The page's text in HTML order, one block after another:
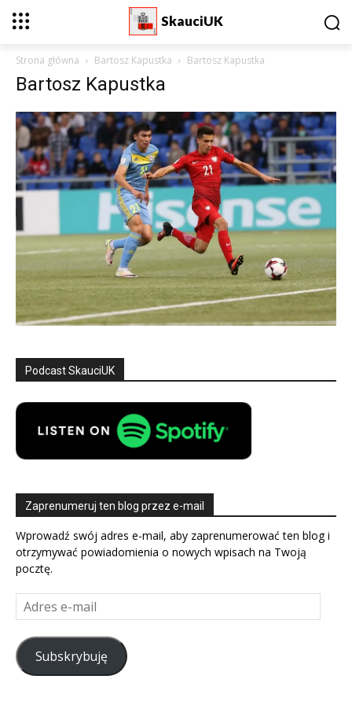
SkauciUK
Strona główna Bartosz Kapustka Bartosz Kapustka
Bartosz Kapustka
Podcast SkauciUK
Zaprenumeruj ten blog przez e-mail
Wprowadź swój adres e-mail, aby zaprenumerować ten blog i
otrzymywać powiadomienia o nowych wpisach na Twoją
pocztę.
Adres
e-
mail
Subskrybuję